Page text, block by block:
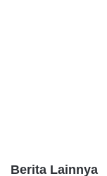
Berita Lainnya